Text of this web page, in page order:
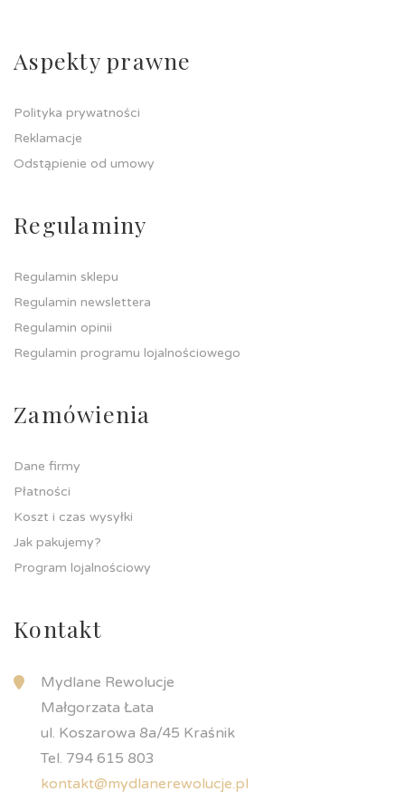
Aspekty prawne
Polityka prywatności
Reklamacje
Odstąpienie od umowy
Regulaminy
Regulamin sklepu
Regulamin newslettera
Regulamin opinii
Regulamin programu lojalnościowego
Zamówienia
Dane firmy
Płatności
Koszt i czas wysyłki
Jak pakujemy?
Program lojalnościowy
Kontakt
Mydlane Rewolucje
Małgorzata Łata
ul. Koszarowa 8a/45 Kraśnik
Tel. 794 615 803
kontakt@mydlanerewolucje.pl